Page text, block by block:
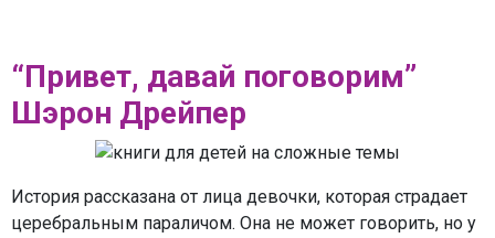
“Привет, давай поговорим”
Шэрон Дрейпер
История рассказана от лица девочки, которая страдает
церебральным параличом. Она не может говорить, но у